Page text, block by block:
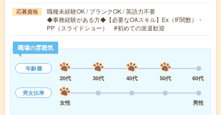
応募資格
職種未経験OK / ブランクOK / 英語力不要
◆事務経験がある方◆【必要なOAスキル】Ex（IF関数）・
PP（スライドショー） #初めての派遣歓迎
職場の雰囲気
年齢層
20代
30代 40代 50代
60代
男女比率
女性
男性